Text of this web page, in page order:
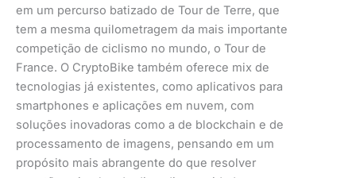
em um percurso batizado de Tour de Terre, que
tem a mesma quilometragem da mais importante
competição de ciclismo no mundo, o Tour de
France. O CryptoBike também oferece mix de
tecnologias já existentes, como aplicativos para
smartphones e aplicações em nuvem, com
soluções inovadoras como a de blockchain e de
processamento de imagens, pensando em um
propósito mais abrangente do que resolver